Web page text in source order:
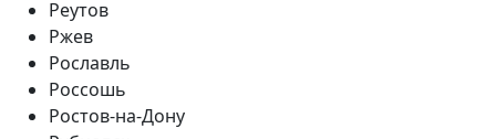
Реутов
Ржев
Рославль
Россошь
Ростов-на-Дону